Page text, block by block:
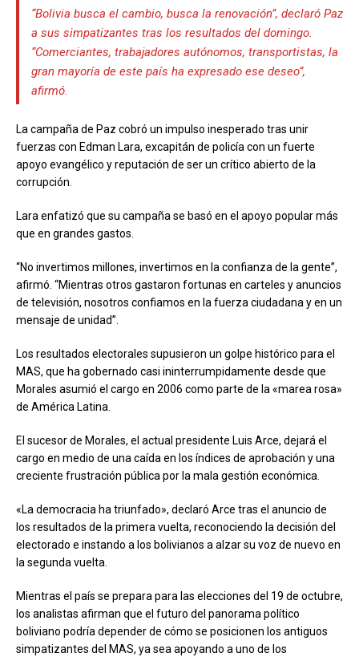
“Bolivia busca el cambio, busca la renovación”, declaró Paz
a sus simpatizantes tras los resultados del domingo.
“Comerciantes, trabajadores autónomos, transportistas, la
gran mayoría de este país ha expresado ese deseo”,
afirmó.
La campaña de Paz cobró un impulso inesperado tras unir
fuerzas con Edman Lara, excapitán de policía con un fuerte
apoyo evangélico y reputación de ser un crítico abierto de la
corrupción.
Lara enfatizó que su campaña se basó en el apoyo popular más
que en grandes gastos.
“No invertimos millones, invertimos en la confianza de la gente”,
afirmó. “Mientras otros gastaron fortunas en carteles y anuncios
de televisión, nosotros confiamos en la fuerza ciudadana y en un
mensaje de unidad”.
Los resultados electorales supusieron un golpe histórico para el
MAS, que ha gobernado casi ininterrumpidamente desde que
Morales asumió el cargo en 2006 como parte de la «marea rosa»
de América Latina.
El sucesor de Morales, el actual presidente Luis Arce, dejará el
cargo en medio de una caída en los índices de aprobación y una
creciente frustración pública por la mala gestión económica.
«La democracia ha triunfado», declaró Arce tras el anuncio de
los resultados de la primera vuelta, reconociendo la decisión del
electorado e instando a los bolivianos a alzar su voz de nuevo en
la segunda vuelta.
Mientras el país se prepara para las elecciones del 19 de octubre,
los analistas afirman que el futuro del panorama político
boliviano podría depender de cómo se posicionen los antiguos
simpatizantes del MAS, ya sea apoyando a uno de los